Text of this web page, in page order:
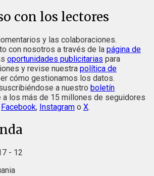
con los lectores
y las colaboraciones.
con nosotros a través de la página de
oportunidades publicitarias para
y revise nuestra política de
cómo gestionamos los datos.
a nuestro boletín
a los más de 15 millones de seguidores
Facebook, Instagram o X.
- 12